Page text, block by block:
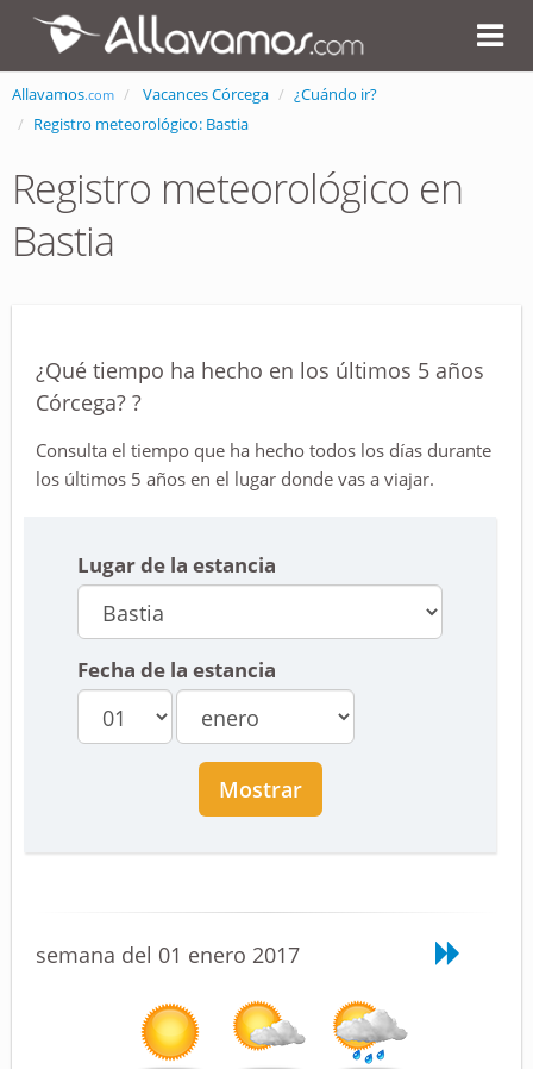
Allavamos.com Vacances Córcega
¿Cuándo ir?
Registro meteorológico: Bastia
Registro meteorológico en
Bastia
¿Qué tiempo ha hecho en los últimos 5 años
Córcega? ?
Consulta el tiempo que ha hecho todos los días durante
los últimos 5 años en el lugar donde vas a viajar.
Lugar de la estancia
Fecha de la estancia
Mostrar
semana del 01 enero 2017